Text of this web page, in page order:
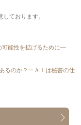
ております。
可能性を拡げるために―
るのか？ーＡＩは秘書の仕